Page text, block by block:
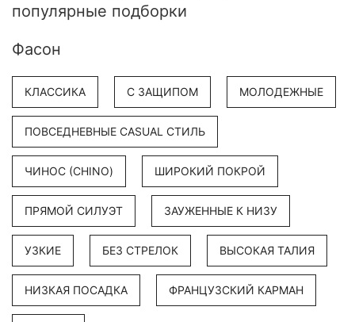
популярные подборки
Фасон
КЛАССИКА С ЗАЩИПОМ МОЛОДЕЖНЫЕ
ПОВСЕДНЕВНЫЕ CASUAL СТИЛЬ
ЧИНОС (CHINO) ШИРОКИЙ ПОКРОЙ
ПРЯМОЙ СИЛУЭТ ЗАУЖЕННЫЕ К НИЗУ
УЗКИЕ БЕЗ СТРЕЛОК ВЫСОКАЯ ТАЛИЯ
НИЗКАЯ ПОСАДКА ФРАНЦУЗСКИЙ КАРМАН